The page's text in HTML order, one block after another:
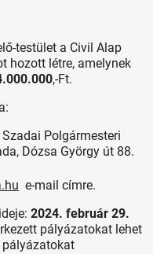
testület a Civil Alap
hozott létre, amelynek
,-Ft.
Polgármesteri
Dózsa György út 88.
e-mail címre.
2024. február 29.
pályázatokat lehet